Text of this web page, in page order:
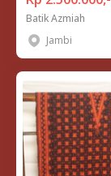
Batik Azmiah
Jambi